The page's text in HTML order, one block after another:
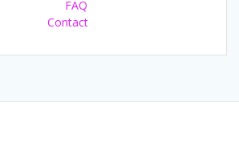
FAQ
Contact